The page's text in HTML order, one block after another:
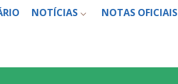
NOTÍCIAS NOTAS OFICIAIS